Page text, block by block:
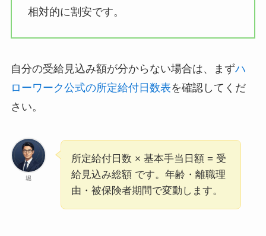
相対的に割安です。
自分の受給見込み額が分からない場合は、まずハ
ローワーク公式の所定給付日数表を確認してくだ
さい。
堀
所定給付日数 × 基本手当日額 = 受
給見込み総額 です。年齢・離職理
由・被保険者期間で変動します。